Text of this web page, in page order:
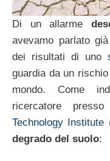
Di un allarme
avevamo parlato
dei risultati di uno
guardia da un
mondo. Come
ricercatore presso
Technology Institute
degrado del suolo: